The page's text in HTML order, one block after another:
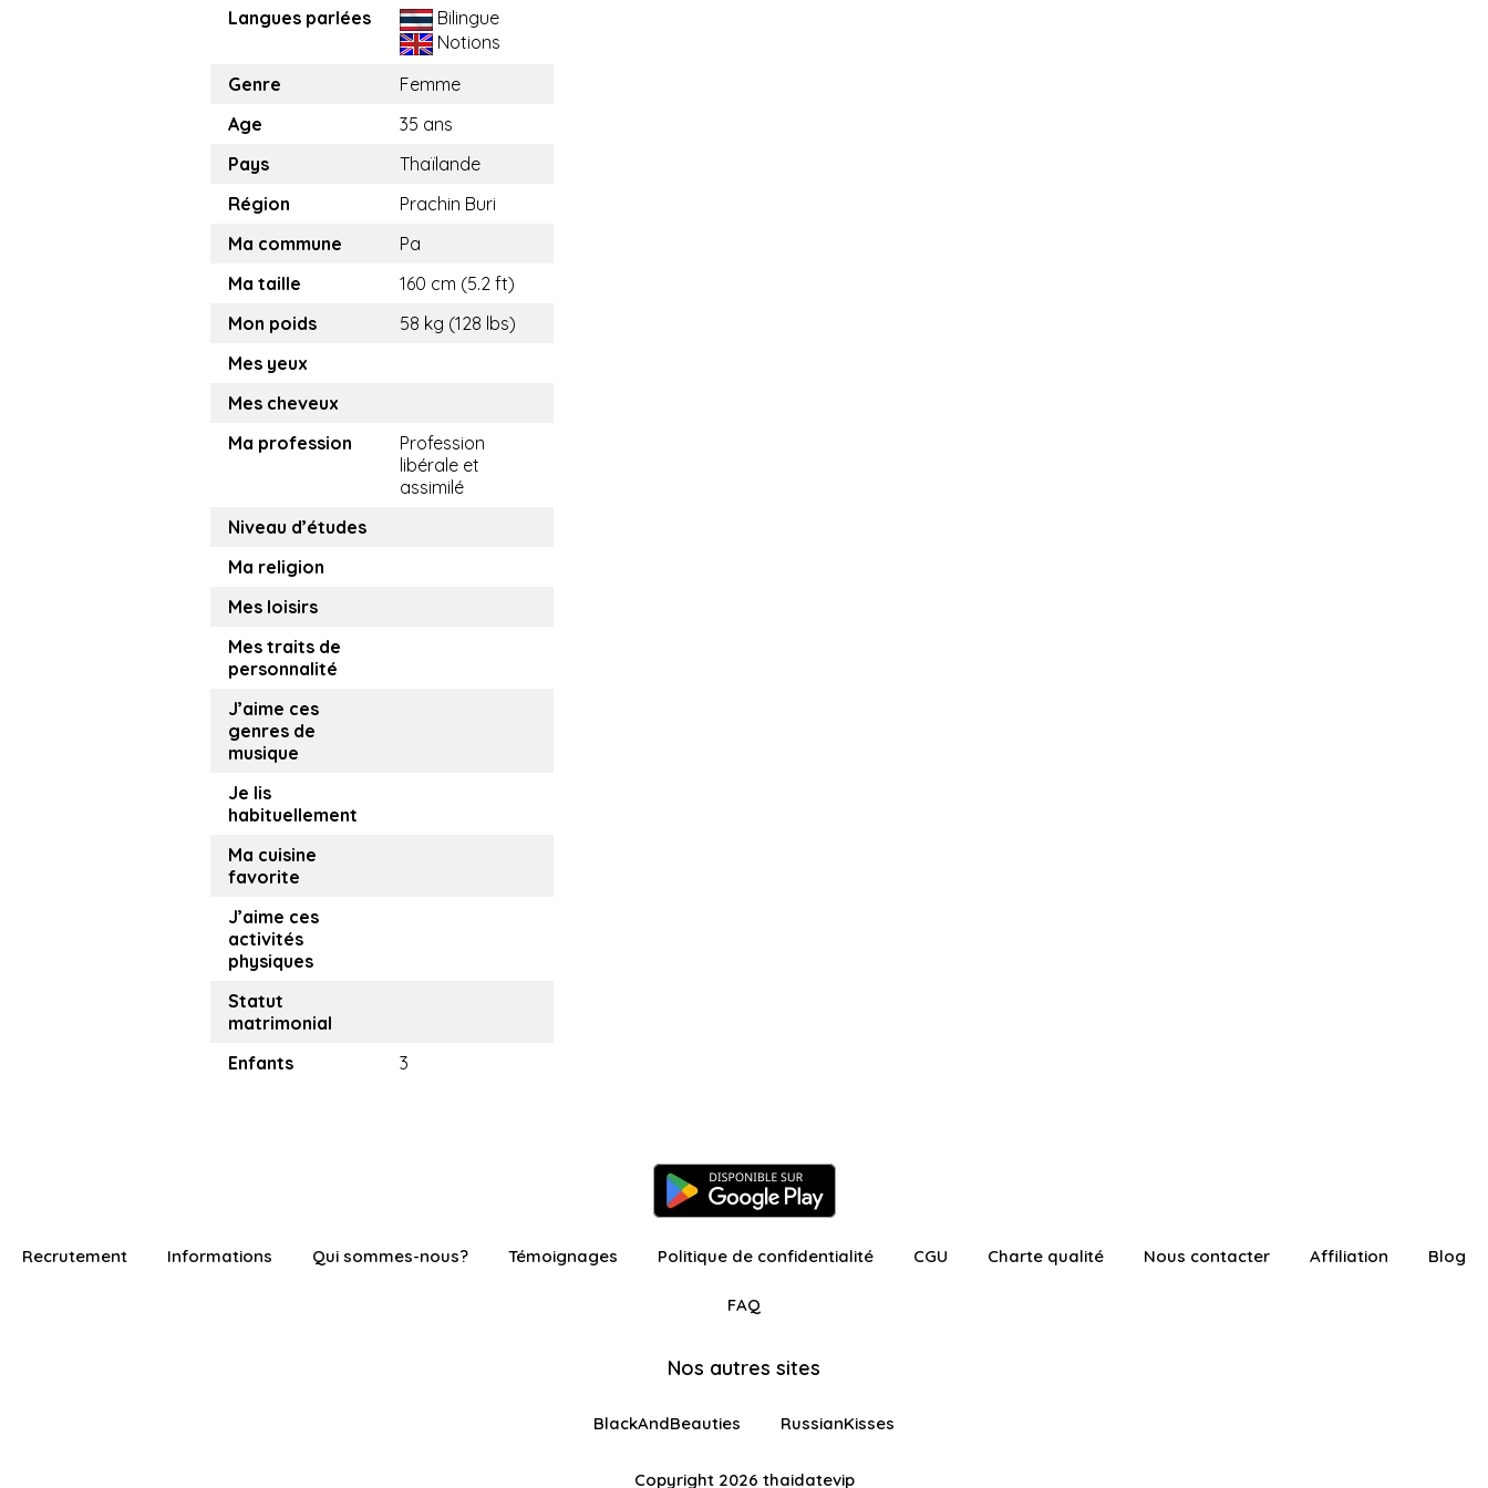
Langues parlées
Bilingue
Notions
Genre
Femme
Age
35 ans
Pays
Thaïlande
Région
Prachin Buri
Ma commune
Pa
Ma taille
160 cm (5.2 ft)
Mon poids
58 kg (128 lbs)
Mes yeux
Mes cheveux
Ma profession
Profession
libérale et
assimilé
Niveau d’études
Ma religion
Mes loisirs
Mes traits de
personnalité
J’aime ces
genres de
musique
Je lis
habituellement
Ma cuisine
favorite
J’aime ces
activités
physiques
Statut
matrimonial
Enfants
3
Recrutement Informations Qui sommes-nous? Témoignages Politique de confidentialité CGU Charte qualité Nous contacter Affiliation Blog
FAQ
Nos autres sites
BlackAndBeauties RussianKisses
Copyright 2026 thaidatevip